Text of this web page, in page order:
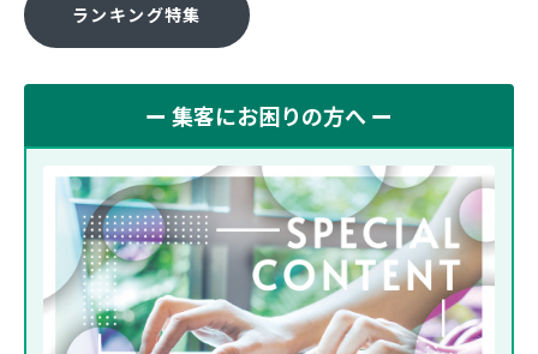
ランキング特集
ー 集客にお困りの方へ ー